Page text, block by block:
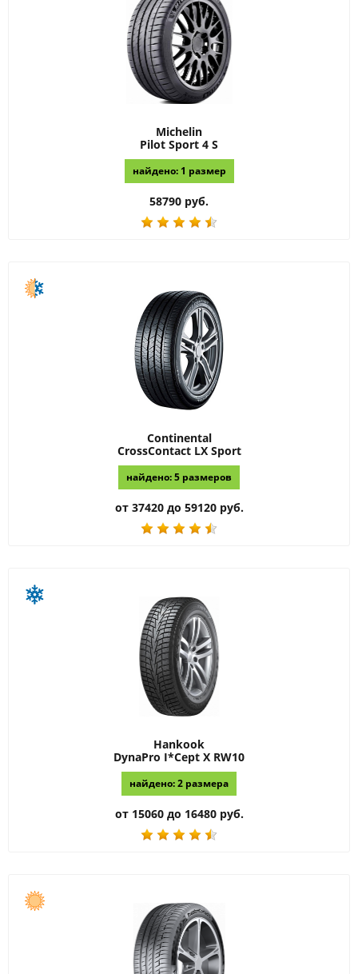
Michelin
Pilot Sport 4 S
найдено: 1 размер
58790 руб.
Continental
CrossContact LX Sport
найдено: 5 размеров
от 37420 до 59120 руб.
Hankook
DynaPro I*Cept X RW10
найдено: 2 размера
от 15060 до 16480 руб.